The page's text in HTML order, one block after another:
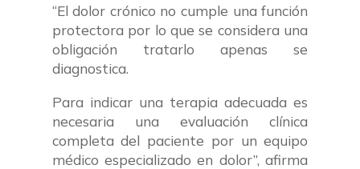
“El dolor crónico no cumple una función
protectora por lo que se considera una
obligación tratarlo apenas se
diagnostica.
Para indicar una terapia adecuada es
necesaria una evaluación clínica
completa del paciente por un equipo
médico especializado en dolor”, afirma